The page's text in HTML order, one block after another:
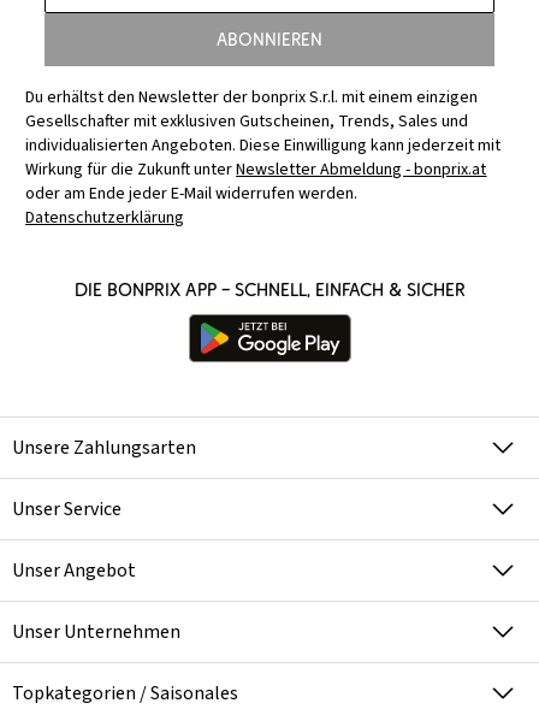
Abonnieren
Du erhältst den Newsletter der bonprix S.r.l. mit einem einzigen
Gesellschafter mit exklusiven Gutscheinen, Trends, Sales und
individualisierten Angeboten. Diese Einwilligung kann jederzeit mit
Wirkung für die Zukunft unterNewsletter Abmeldung - bonprix.at
oder am Ende jeder E-Mail widerrufen werden.
Datenschutzerklärung
Die bonprix App – schnell, einfach & sicher
Unsere Zahlungsarten
Unser Service
Unser Angebot
Unser Unternehmen
Topkategorien / Saisonales